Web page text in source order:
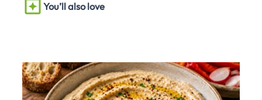
You’ll also love